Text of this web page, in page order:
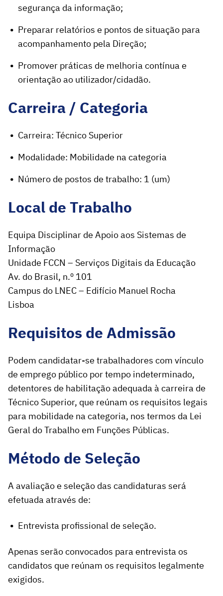
segurança da informação;
Preparar relatórios e pontos de situação para
acompanhamento pela Direção;
Promover práticas de melhoria contínua e
orientação ao utilizador/cidadão.
Carreira / Categoria
Carreira: Técnico Superior
Modalidade: Mobilidade na categoria
Número de postos de trabalho: 1 (um)
Local de Trabalho
Equipa Disciplinar de Apoio aos Sistemas de
Informação
Unidade FCCN – Serviços Digitais da Educação
Av. do Brasil, n.º 101
Campus do LNEC – Edifício Manuel Rocha
Lisboa
Requisitos de Admissão
Podem candidatar-se trabalhadores com vínculo
de emprego público por tempo indeterminado,
detentores de habilitação adequada à carreira de
Técnico Superior, que reúnam os requisitos legais
para mobilidade na categoria, nos termos da Lei
Geral do Trabalho em Funções Públicas.
Método de Seleção
A avaliação e seleção das candidaturas será
efetuada através de:
Entrevista profissional de seleção.
Apenas serão convocados para entrevista os
candidatos que reúnam os requisitos legalmente
exigidos.